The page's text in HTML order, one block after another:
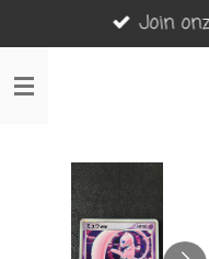
direct
naar
Join